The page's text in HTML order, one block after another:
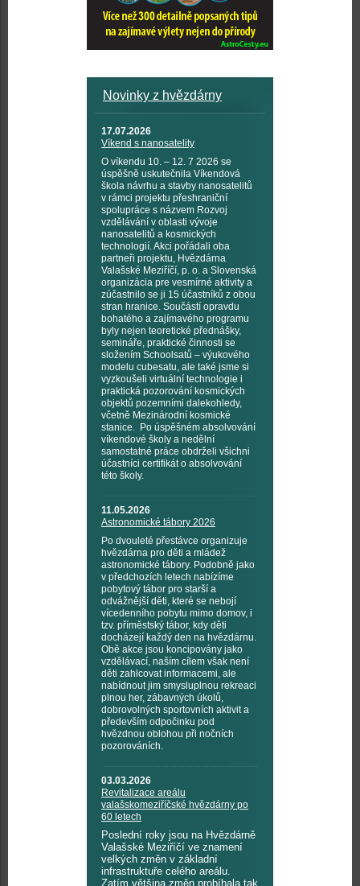
Novinky z hvězdárny
17.07.2026
Víkend s nanosatelity
O víkendu 10. – 12. 7 2026 se
úspěšně uskutečnila Víkendová
škola návrhu a stavby nanosatelitů
v rámci projektu přeshraniční
spolupráce s názvem Rozvoj
vzdělávání v oblasti vývoje
nanosatelitů a kosmických
technologií. Akci pořádali oba
partneři projektu, Hvězdárna
Valašské Meziříčí, p. o. a Slovenská
organizácia pre vesmírné aktivity a
zúčastnilo se ji 15 účastníků z obou
stran hranice. Součástí opravdu
bohatého a zajímavého programu
byly nejen teoretické přednášky,
semináře, praktické činnosti se
složením Schoolsatů – výukového
modelu cubesatu, ale také jsme si
vyzkoušeli virtuální technologie i
praktická pozorování kosmických
objektů pozemními dalekohledy,
včetně Mezinárodní kosmické
stanice. Po úspěšném absolvování
víkendové školy a nedělní
samostatné práce obdrželi všichni
účastníci certifikát o absolvování
této školy.
11.05.2026
Astronomické tábory 2026
Po dvouleté přestávce organizuje
hvězdárna pro děti a mládež
astronomické tábory. Podobně jako
v předchozích letech nabízíme
pobytový tábor pro starší a
odvážnější děti, které se nebojí
vícedenního pobytu mimo domov, i
tzv. příměstský tábor, kdy děti
docházejí každý den na hvězdárnu.
Obě akce jsou koncipovány jako
vzdělávací, naším cílem však není
děti zahlcovat informacemi, ale
nabídnout jim smysluplnou rekreaci
plnou her, zábavných úkolů,
dobrovolných sportovních aktivit a
především odpočinku pod
hvězdnou oblohou při nočních
pozorováních.
03.03.2026
Revitalizace areálu
valašskomeziříčské hvězdárny po
60 letech
Poslední roky jsou na Hvězdárně
Valašské Meziříčí ve znamení
velkých změn v základní
infrastruktuře celého areálu.
Zatím většina změn probíhala tak